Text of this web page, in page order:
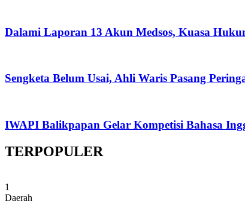
Dalami Laporan 13 Akun Medsos, Kuasa
Sengketa Belum Usai, Ahli Waris Pasang
IWAPI Balikpapan Gelar Kompetisi Bahasa
TERPOPULER
1
Daerah